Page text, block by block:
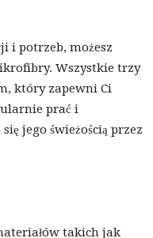
i potrzeb, możesz
Wszystkie trzy
który zapewni Ci
prać i
jego świeżością przez
takich jak